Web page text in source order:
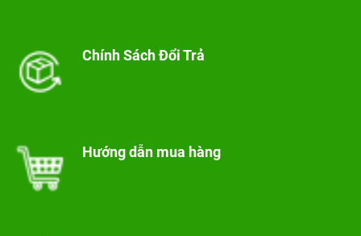
Chính Sách Đổi Trả
Hướng dẫn mua hàng